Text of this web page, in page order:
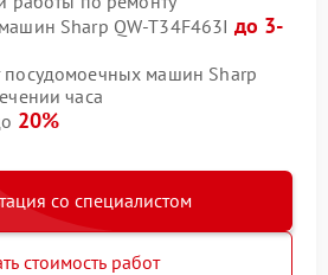
Sharp QW-T34F463I до 3-
машин Sharp
часа
20%
со специалистом
стоимость работ